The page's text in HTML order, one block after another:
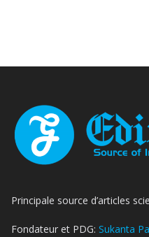
Principale source d’articles
Fondateur et PDG: Sukanta